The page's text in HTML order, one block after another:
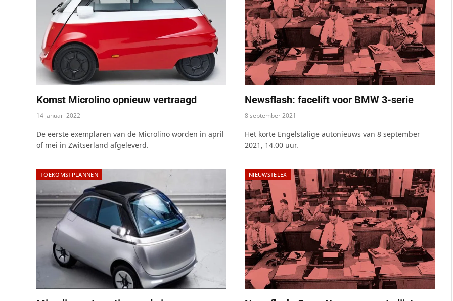
Komst Microlino opnieuw vertraagd
14 januari 2022
De eerste exemplaren van de Microlino worden in april
of mei in Zwitserland afgeleverd.
Newsflash: facelift voor BMW 3-serie
8 september 2021
Het korte Engelstalige autonieuws van 8 september
2021, 14.00 uur.
TOEKOMSTPLANNEN NIEUWSTELEX